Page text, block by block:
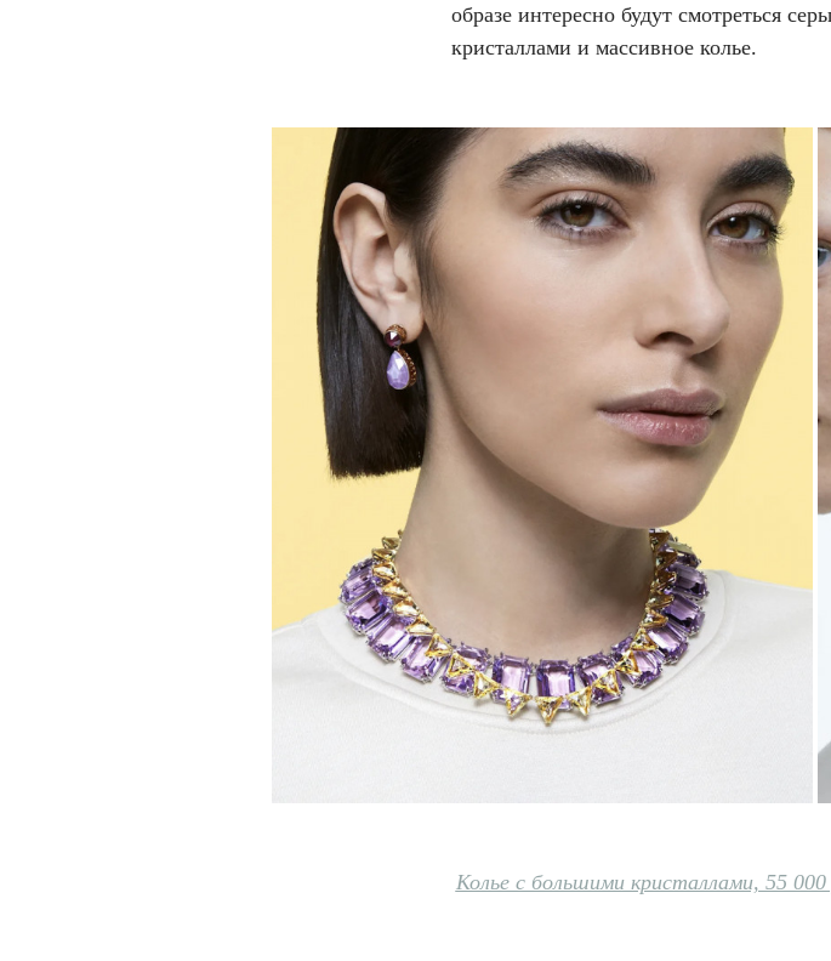
образе интересно будут смотреться
кристаллами и массивное колье.
Колье с большими кристаллами, 55 000